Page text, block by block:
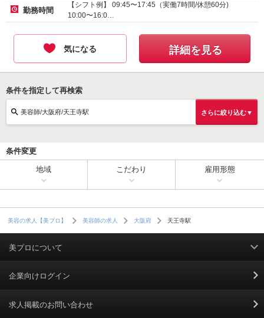
勤務時間
【シフト例】 09:45〜17:45（実働7時間/休憩60分)
10:00〜16:0…
気になる 詳細を見る
条件を指定して再検索
美容師/大阪府/天王寺駅 さらに絞り込む▼
条件変更
地域 こだわり 雇用形態
美容の求人【美プロ】 美容師の求人 大阪府 天王寺駅
美プロについて
利用規約
掲載規約
企業向けログイン
求人掲載のお問い合わせ